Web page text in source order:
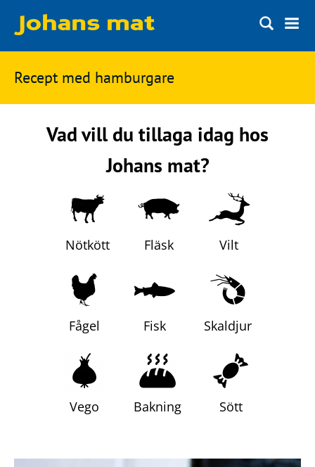
Matbloggen
Innertemperaturer
Ingredienser
Matsnack
Topplistan
Bryggerier
Ölprovning
Sök
på
Johans
Recept med hamburgare
Vad vill du tillaga idag hos
Johans mat?
Nötkött Fläsk Vilt
Fågel Fisk Skaldjur
Vego Bakning Sött